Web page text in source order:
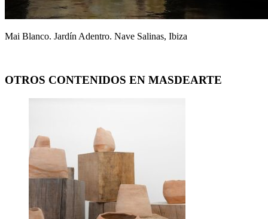
Mai Blanco. Jardín Adentro. Nave Salinas, Ibiza
OTROS CONTENIDOS EN MASDEARTE